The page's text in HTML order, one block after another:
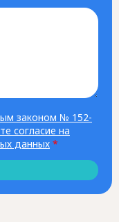
законом № 152-
согласие на
данных *